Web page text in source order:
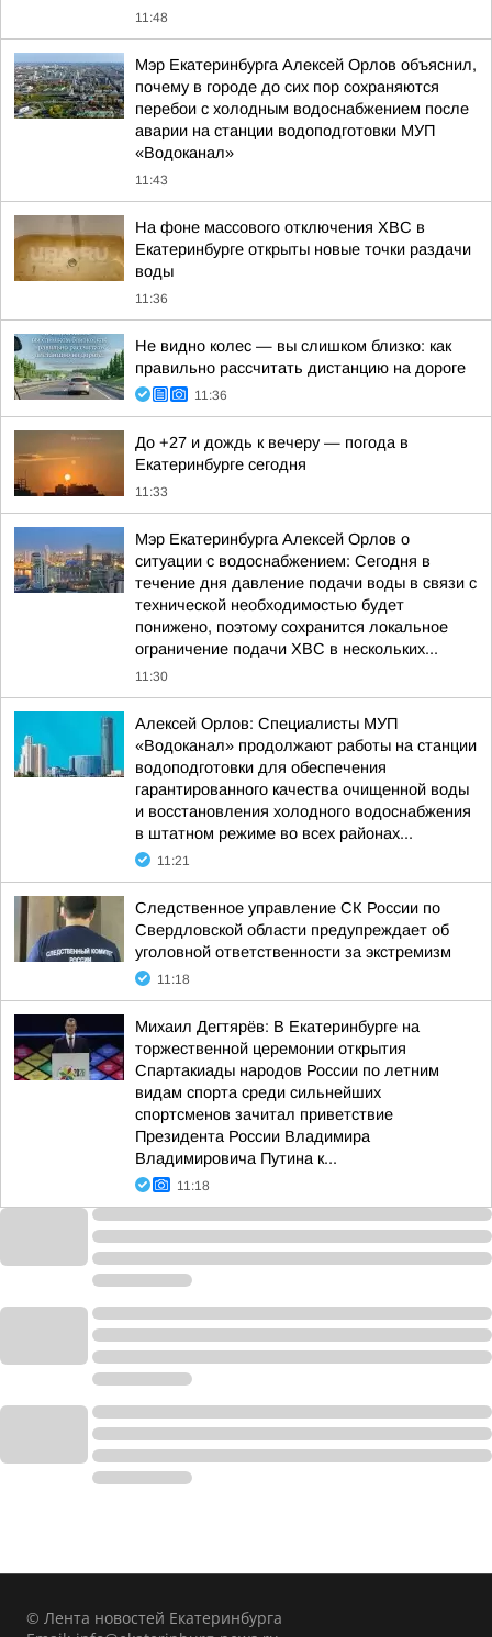
11:48
Мэр Екатеринбурга Алексей Орлов объяснил,
почему в городе до сих пор сохраняются
перебои с холодным водоснабжением после
аварии на станции водоподготовки МУП
«Водоканал»
11:43
На фоне массового отключения ХВС в
Екатеринбурге открыты новые точки раздачи
воды
11:36
Не видно колес — вы слишком близко: как
правильно рассчитать дистанцию на дороге
11:36
До +27 и дождь к вечеру — погода в
Екатеринбурге сегодня
11:33
Мэр Екатеринбурга Алексей Орлов о
ситуации с водоснабжением: Сегодня в
течение дня давление подачи воды в связи с
технической необходимостью будет
понижено, поэтому сохранится локальное
ограничение подачи ХВС в нескольких...
11:30
Алексей Орлов: Специалисты МУП
«Водоканал» продолжают работы на станции
водоподготовки для обеспечения
гарантированного качества очищенной воды
и восстановления холодного водоснабжения
в штатном режиме во всех районах...
11:21
Следственное управление СК России по
Свердловской области предупреждает об
уголовной ответственности за экстремизм
11:18
Михаил Дегтярёв: В Екатеринбурге на
торжественной церемонии открытия
Спартакиады народов России по летним
видам спорта среди сильнейших
спортсменов зачитал приветствие
Президента России Владимира
Владимировича Путина к...
11:18
© Лента новостей Екатеринбурга